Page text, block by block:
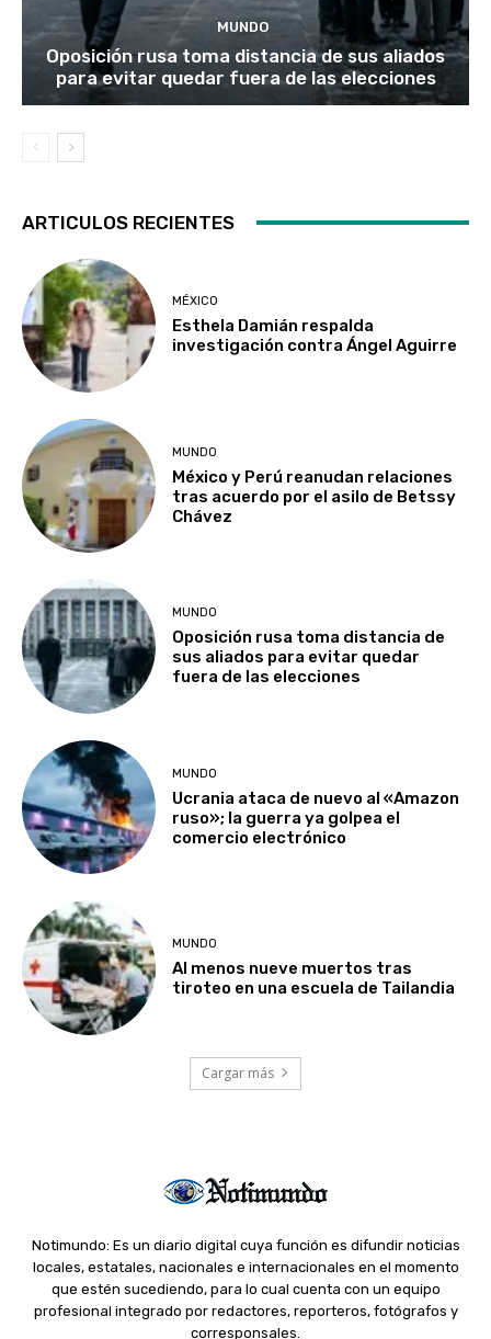
MUNDO
Oposición rusa toma distancia de sus aliados
para evitar quedar fuera de las elecciones
ARTICULOS RECIENTES
MÉXICO
Esthela Damián respalda
investigación contra Ángel Aguirre
MUNDO
México y Perú reanudan relaciones
tras acuerdo por el asilo de Betssy
Chávez
MUNDO
Oposición rusa toma distancia de
sus aliados para evitar quedar
fuera de las elecciones
MUNDO
Ucrania ataca de nuevo al «Amazon
ruso»; la guerra ya golpea el
comercio electrónico
MUNDO
Al menos nueve muertos tras
tiroteo en una escuela de Tailandia
Cargar más
Notimundo: Es un diario digital cuya función es difundir noticias
locales, estatales, nacionales e internacionales en el momento
que estén sucediendo, para lo cual cuenta con un equipo
profesional integrado por redactores, reporteros, fotógrafos y
corresponsales.